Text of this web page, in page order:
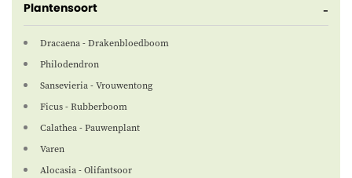
Plantensoort
Dracaena - Drakenbloedboom
Philodendron
Sansevieria - Vrouwentong
Ficus - Rubberboom
Calathea - Pauwenplant
Varen
Alocasia - Olifantsoor